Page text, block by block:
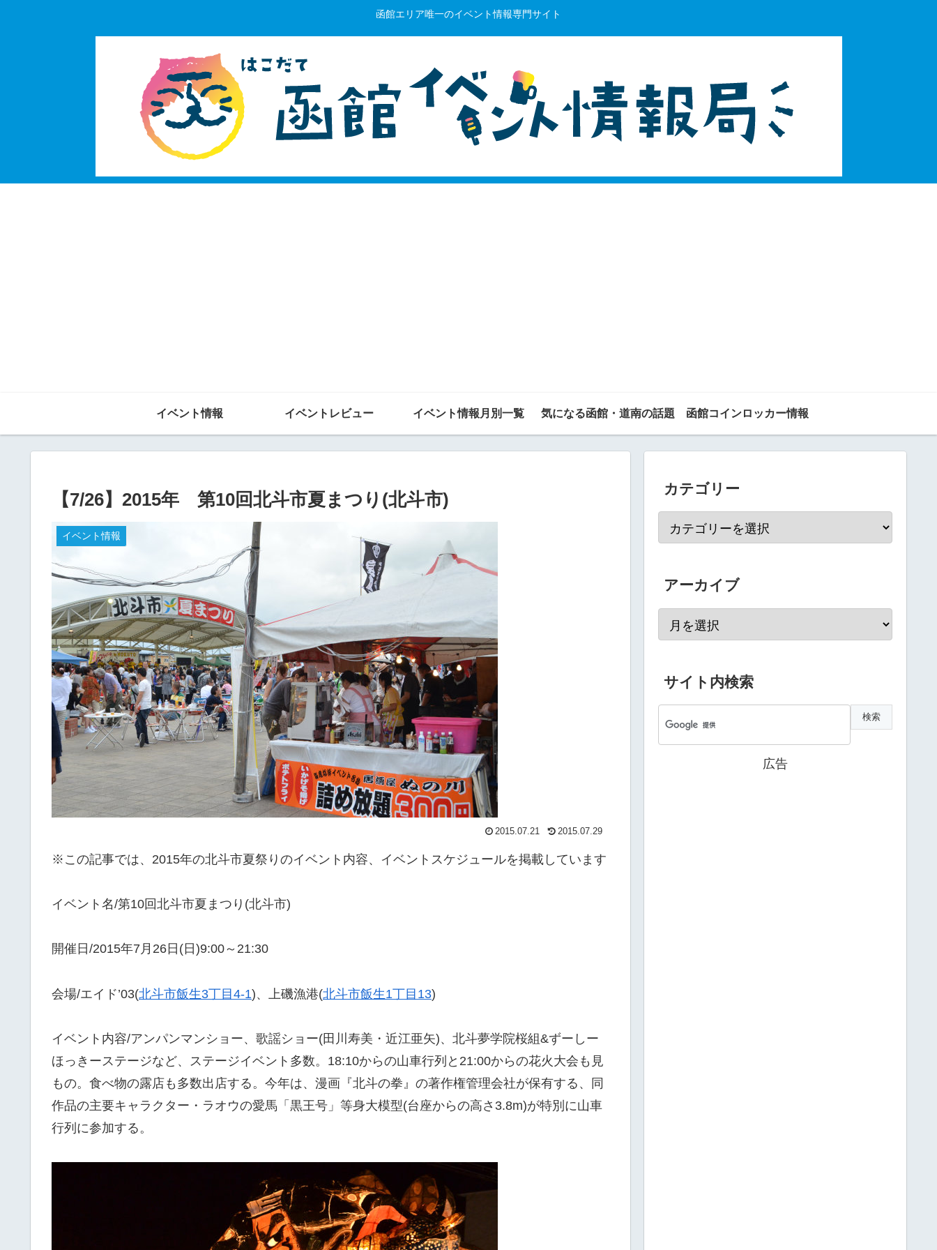
函館エリア唯一のイベント情報専門サイト
イベント情報 イベントレビュー イベント情報月別一覧 気になる函館・道南の話題 函館コインロッカー情報
【7/26】2015年 第10回北斗市夏まつり(北斗市)
イベント情報
2015.07.21 2015.07.29
※この記事では、2015年の北斗市夏祭りのイベント内容、イベントスケジュールを掲載しています
イベント名/第10回北斗市夏まつり(北斗市)
開催日/2015年7月26日(日)9:00～21:30
会場/エイド’03(北斗市飯生3丁目4-1)、上磯漁港(北斗市飯生1丁目13)
イベント内容/アンパンマンショー、歌謡ショー(田川寿美・近江亜矢)、北斗夢学院桜組&ずーしー
ほっきーステージなど、ステージイベント多数。18:10からの山車行列と21:00からの花火大会も見
もの。食べ物の露店も多数出店する。今年は、漫画『北斗の拳』の著作権管理会社が保有する、同
作品の主要キャラクター・ラオウの愛馬「黒王号」等身大模型(台座からの高さ3.8m)が特別に山車
行列に参加する。
カテゴリー
アーカイブ
サイト内検索
広告